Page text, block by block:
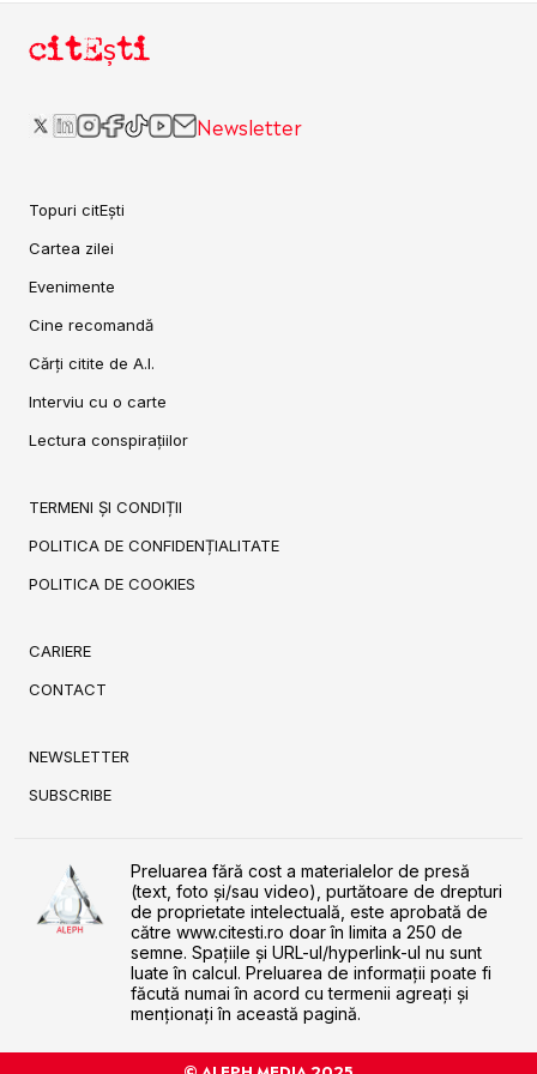
citEști
Newsletter
Topuri citEști
Cartea zilei
Evenimente
Cine recomandă
Cărți citite de A.I.
Interviu cu o carte
Lectura conspirațiilor
TERMENI ȘI CONDIȚII
POLITICA DE CONFIDENȚIALITATE
POLITICA DE COOKIES
CARIERE
CONTACT
NEWSLETTER
SUBSCRIBE
Preluarea fără cost a materialelor de presă
(text, foto și/sau video), purtătoare de drepturi
de proprietate intelectuală, este aprobată de
către www.citesti.ro doar în limita a 250 de
semne. Spaţiile şi URL-ul/hyperlink-ul nu sunt
luate în calcul. Preluarea de informaţii poate fi
făcută numai în acord cu termenii agreaţi şi
menţionaţi în această pagină.
© ALEPH MEDIA 2025